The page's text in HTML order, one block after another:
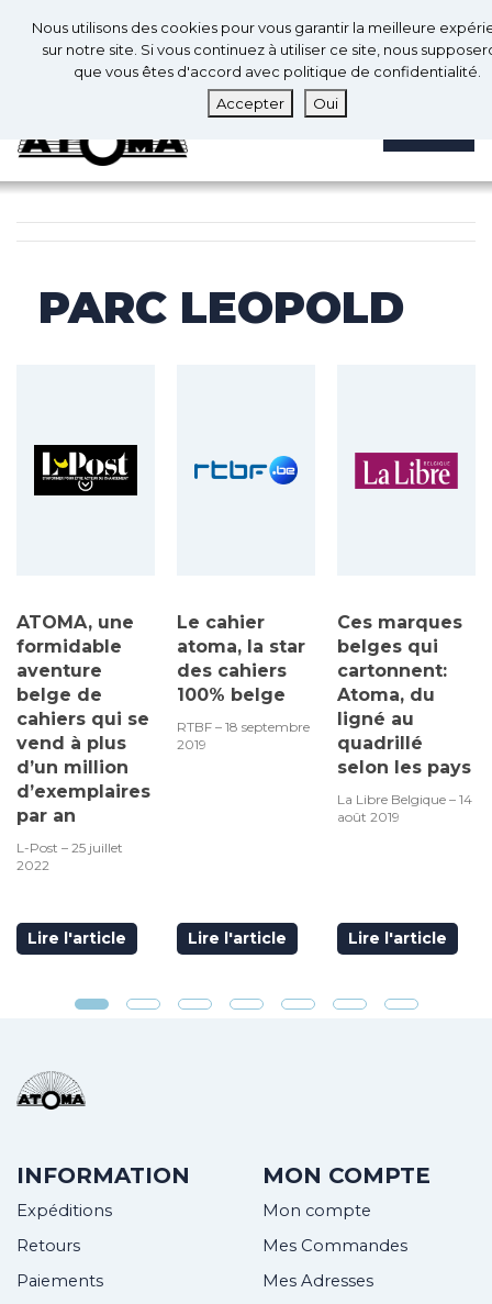
Fr
0 0
PARC LEOPOLD
ATOMA, une
formidable
aventure
belge de
cahiers qui se
vend à plus
d’un million
d’exemplaires
par an
L-Post – 25 juillet
2022
Lire l'article
Le cahier
atoma, la star
des cahiers
100% belge
RTBF – 18 septembre
2019
Lire l'article
Ces marques
belges qui
cartonnent:
Atoma, du
ligné au
quadrillé
selon les pays
La Libre Belgique – 14
août 2019
Lire l'article
INFORMATION
Expéditions
Retours
Paiements
MON COMPTE
Mon compte
Mes Commandes
Mes Adresses
Nous utilisons des cookies pour vous garantir la meilleure
sur notre site. Si vous continuez à utiliser ce site, nous
que vous êtes d'accord avec politique de confidentialité.
Accepter
Oui